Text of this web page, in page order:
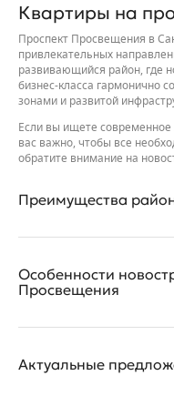
Квартиры на
Проспект Просвещения в
привлекательных
развивающийся район, где
бизнес-класса гармонично
зонами и развитой
Если вы ищете
вас важно, чтобы все
обратите внимание на
Преимущества
праву считается одним
воздухом. В пешей
например, вишневый сад
Особенности
Просвещения
«Байрон», ЖК «Шекспир»,
Актуальные